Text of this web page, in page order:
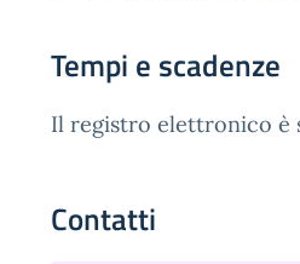
Tempi e scadenze
Il registro elettronico è
Contatti